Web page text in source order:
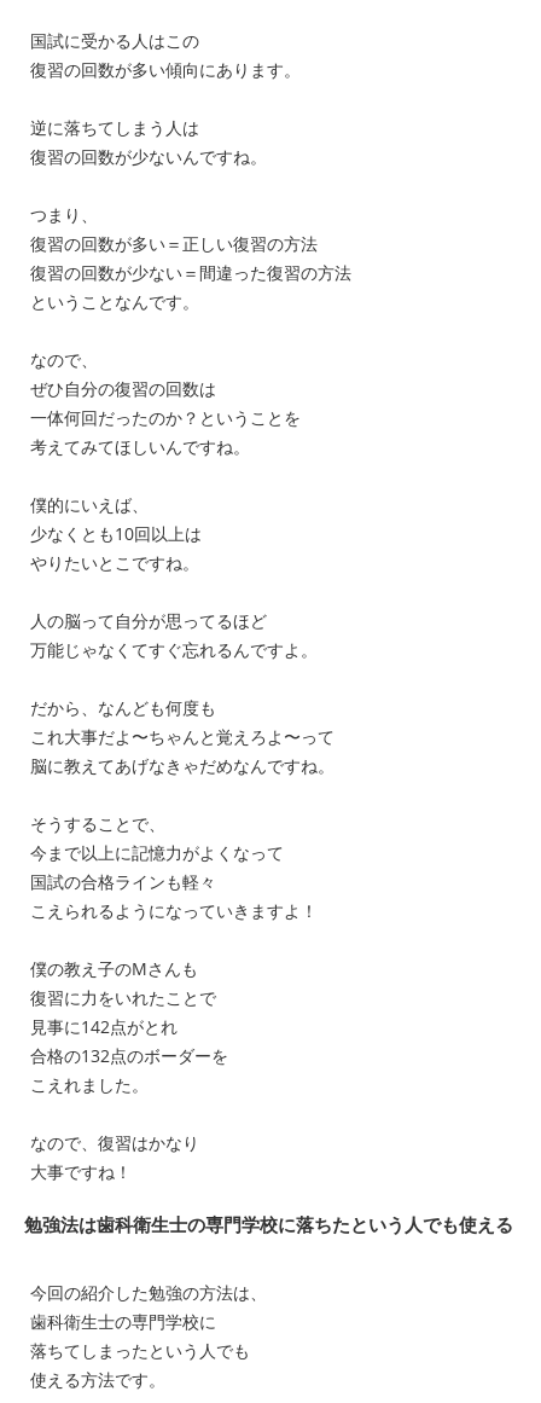
国試に受かる人はこの
復習の回数が多い傾向にあります。
逆に落ちてしまう人は
復習の回数が少ないんですね。
つまり、
復習の回数が多い＝正しい復習の方法
復習の回数が少ない＝間違った復習の方法
ということなんです。
なので、
ぜひ自分の復習の回数は
一体何回だったのか？ということを
考えてみてほしいんですね。
僕的にいえば、
少なくとも10回以上は
やりたいとこですね。
人の脳って自分が思ってるほど
万能じゃなくてすぐ忘れるんですよ。
だから、なんども何度も
これ大事だよ〜ちゃんと覚えろよ〜って
脳に教えてあげなきゃだめなんですね。
そうすることで、
今まで以上に記憶力がよくなって
国試の合格ラインも軽々
こえられるようになっていきますよ！
僕の教え子のMさんも
復習に力をいれたことで
見事に142点がとれ
合格の132点のボーダーを
こえれました。
なので、復習はかなり
大事ですね！
勉強法は歯科衛生士の専門学校に落ちたという人でも使える
今回の紹介した勉強の方法は、
歯科衛生士の専門学校に
落ちてしまったという人でも
使える方法です。